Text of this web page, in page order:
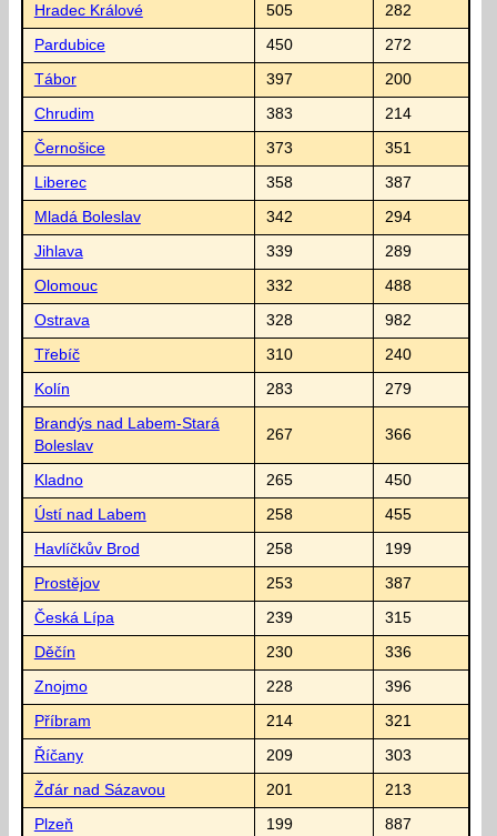
Hradec Králové 505 282
Pardubice 450 272
Tábor 397 200
Chrudim 383 214
Černošice 373 351
Liberec 358 387
Mladá Boleslav 342 294
Jihlava 339 289
Olomouc 332 488
Ostrava 328 982
Třebíč 310 240
Kolín 283 279
Brandýs nad Labem-Stará
Boleslav
267 366
Kladno 265 450
Ústí nad Labem 258 455
Havlíčkův Brod 258 199
Prostějov 253 387
Česká Lípa 239 315
Děčín 230 336
Znojmo 228 396
Příbram 214 321
Říčany 209 303
Žďár nad Sázavou 201 213
Plzeň 199 887